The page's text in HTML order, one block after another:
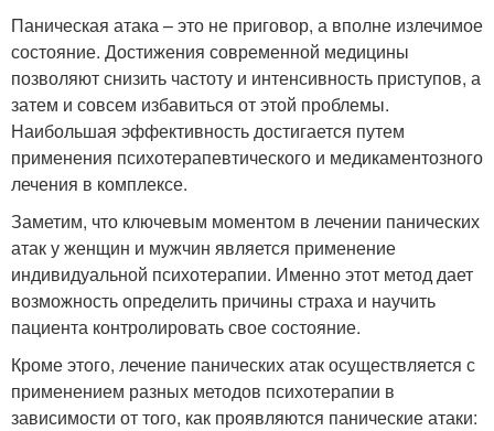
Паническая атака – это не приговор, а вполне излечимое
состояние. Достижения современной медицины
позволяют снизить частоту и интенсивность приступов, а
затем и совсем избавиться от этой проблемы.
Наибольшая эффективность достигается путем
применения психотерапевтического и медикаментозного
лечения в комплексе.
Заметим, что ключевым моментом в лечении панических
атак у женщин и мужчин является применение
индивидуальной психотерапии. Именно этот метод дает
возможность определить причины страха и научить
пациента контролировать свое состояние.
Кроме этого, лечение панических атак осуществляется с
применением разных методов психотерапии в
зависимости от того, как проявляются панические атаки: